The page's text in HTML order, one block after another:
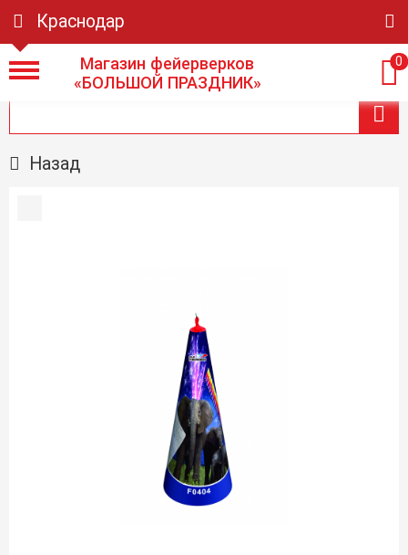
Краснодар
Магазин фейерверков
«БОЛЬШОЙ ПРАЗДНИК»
0
Назад